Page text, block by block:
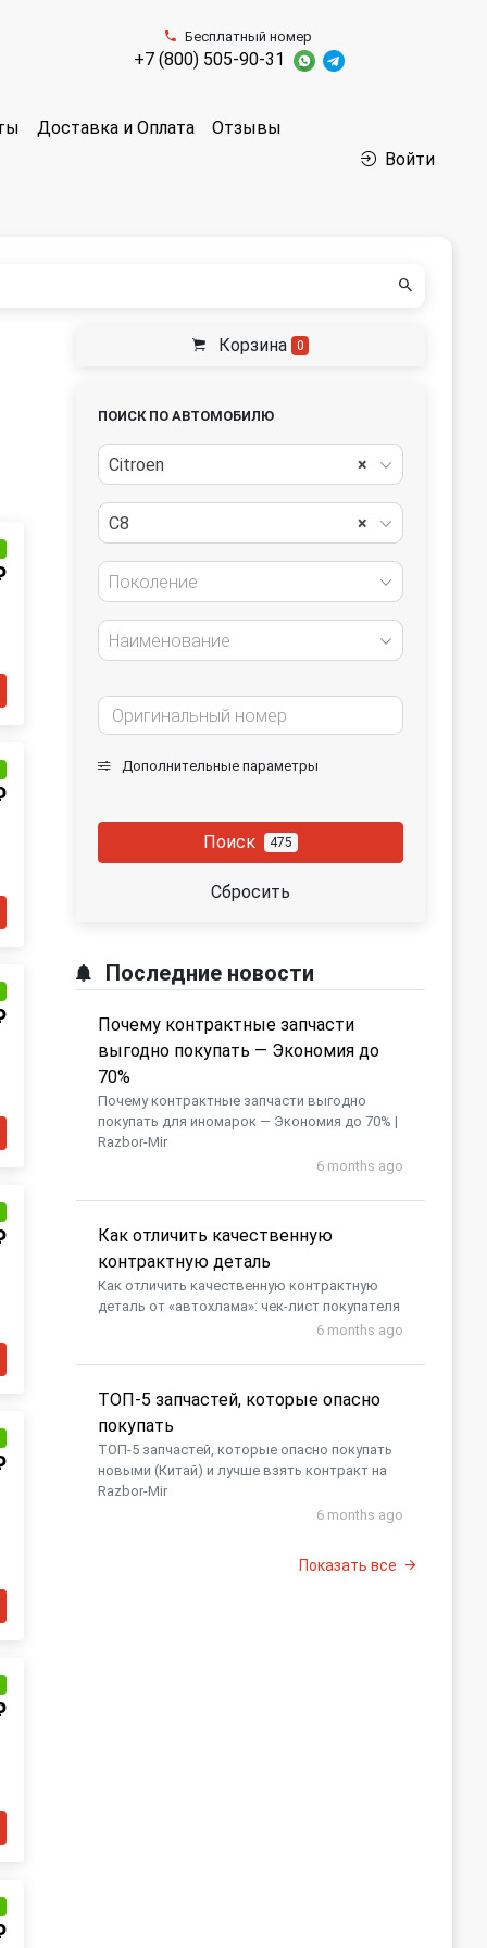
Бесплатный номер
+7 (800) 505-90-31
Доставка и Оплата Отзывы
Войти
Корзина 0
ПОИСК ПО АВТОМОБИЛЮ
×
Citroen
×
C8
Поколение
Наименование
Дополнительные параметры
Поиск 475
Сбросить
Последние новости
Почему контрактные запчасти
выгодно покупать — Экономия до
70%
Почему контрактные запчасти выгодно
покупать для иномарок — Экономия до 70% |
Razbor-Mir
6 months ago
Как отличить качественную
контрактную деталь
Как отличить качественную контрактную
деталь от «автохлама»: чек-лист покупателя
6 months ago
​ТОП-5 запчастей, которые опасно
покупать
​ТОП-5 запчастей, которые опасно покупать
новыми (Китай) и лучше взять контракт на
Razbor-Mir
6 months ago
Показать все